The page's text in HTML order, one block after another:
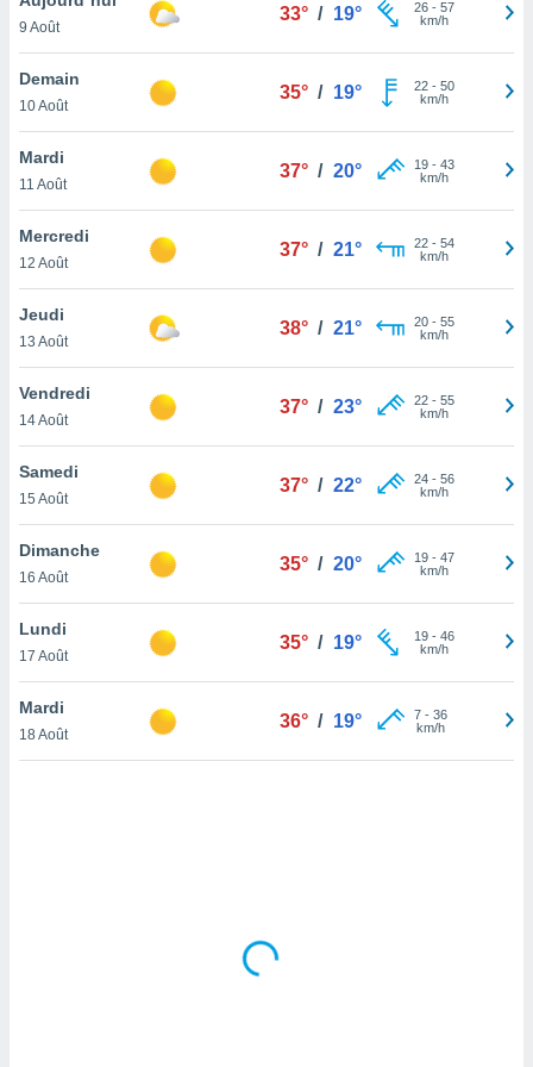
et
»,
au
vous
qu'ils
ou
le
ainsi
un
la
du
en
de
9 Août
33° / 19° 26- 57
km/h
Demain
10 Août
35° / 19° 22- 50
km/h
Mardi
11 Août
37° / 20° 19- 43
km/h
Mercredi
12 Août
37° / 21° 22- 54
km/h
Jeudi
13 Août
38° / 21° 20- 55
km/h
Vendredi
14 Août
37° / 23° 22- 55
km/h
Samedi
15 Août
37° / 22° 24- 56
km/h
Dimanche
16 Août
35° / 20° 19- 47
km/h
Lundi
17 Août
35° / 19° 19- 46
km/h
Mardi
18 Août
36° / 19° 7- 36
km/h